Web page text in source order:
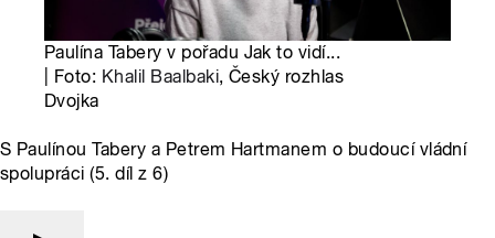
Paulína Tabery v pořadu Jak to vidí...
| Foto: Khalil Baalbaki, Český rozhlas
Dvojka
S Paulínou Tabery a Petrem Hartmanem o budoucí vládní
spolupráci (5. díl z 6)